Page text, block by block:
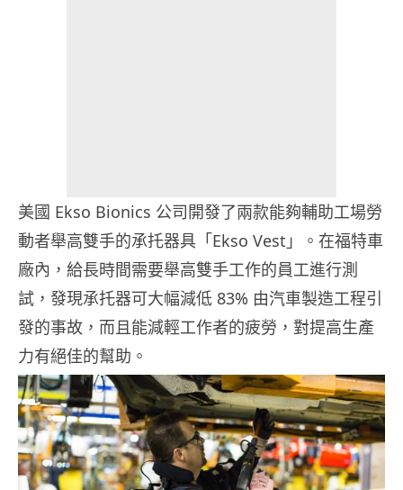
美國 Ekso Bionics 公司開發了兩款能夠輔助工場勞
動者舉高雙手的承托器具「Ekso Vest」。在福特車
廠內，給長時間需要舉高雙手工作的員工進行測
試，發現承托器可大幅減低 83% 由汽車製造工程引
發的事故，而且能減輕工作者的疲勞，對提高生產
力有絕佳的幫助。